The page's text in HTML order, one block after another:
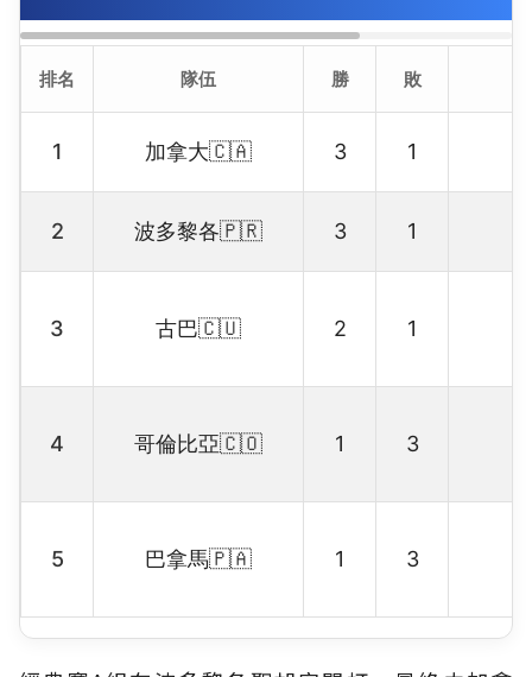
排名 隊伍 勝 敗
1 加拿大🇨🇦 3 1
2 波多黎各🇵🇷 3 1
3 古巴🇨🇺 2 1
4 哥倫比亞🇨🇴 1 3
5 巴拿馬🇵🇦 1 3